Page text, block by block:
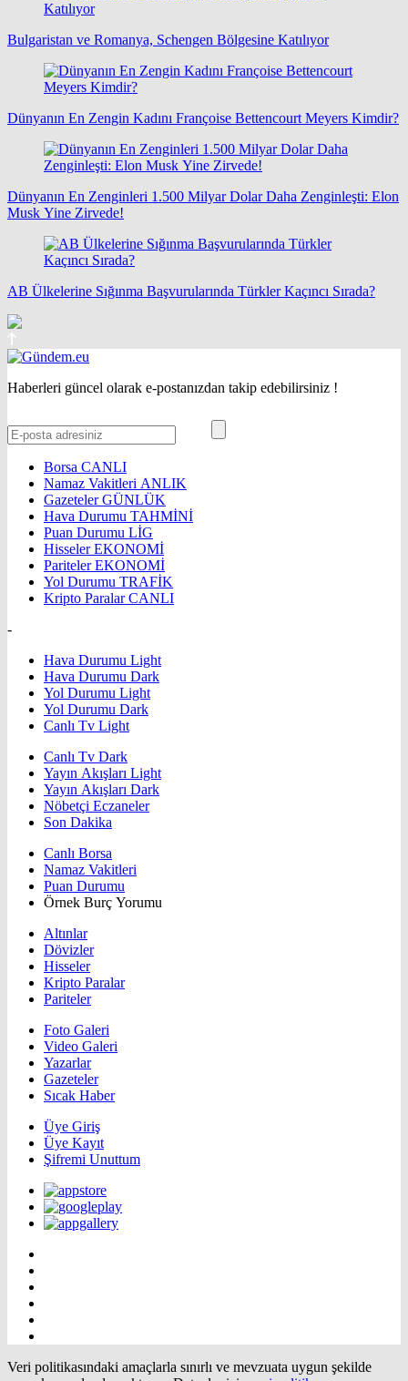
Bulgaristan ve Romanya, Schengen Bölgesine Katılıyor
Dünyanın En Zengin Kadını Françoise Bettencourt Meyers Kimdir?
Dünyanın En Zenginleri 1.500 Milyar Dolar Daha Zenginleşti: Elon
Musk Yine Zirvede!
AB Ülkelerine Sığınma Başvurularında Türkler Kaçıncı Sırada?
Haberleri güncel olarak e-postanızdan takip edebilirsiniz !
Borsa CANLI
Namaz Vakitleri ANLIK
GazetelerGÜNLÜK
Hava Durumu TAHMİNİ
Puan Durumu LİG
HisselerEKONOMİ
ParitelerEKONOMİ
Yol Durumu TRAFİK
Kripto ParalarCANLI
-
Hava Durumu Light
Hava Durumu Dark
Yol Durumu Light
Yol Durumu Dark
Canlı Tv Light
Canlı Tv Dark
Yayın Akışları Light
Yayın Akışları Dark
Nöbetçi Eczaneler
Son Dakika
Canlı Borsa
Namaz Vakitleri
Puan Durumu
Örnek Burç Yorumu
Altınlar
Dövizler
Hisseler
Kripto Paralar
Pariteler
Foto Galeri
Video Galeri
Yazarlar
Gazeteler
Sıcak Haber
Üye Giriş
Üye Kayıt
Şifremi Unuttum
Veri politikasındaki amaçlarla sınırlı ve mevzuata uygun şekilde